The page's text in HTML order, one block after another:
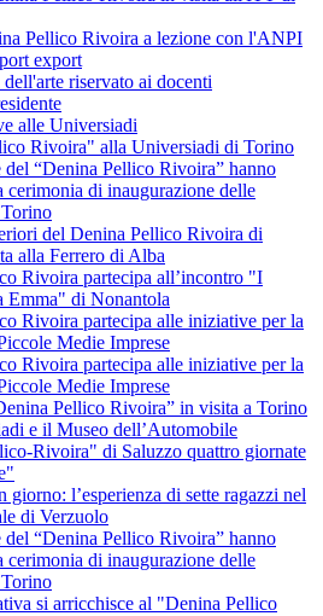
Pellico Rivoira a lezione con l'ANPI
export
riservato ai docenti
alle Universiadi
Rivoira" alla Universiadi di Torino
del “Denina Pellico Rivoira” hanno
cerimonia di inaugurazione delle
del Denina Pellico Rivoira di
alla Ferrero di Alba
Rivoira partecipa all’incontro "I
Emma" di Nonantola
Rivoira partecipa alle iniziative per la
Medie Imprese
Rivoira partecipa alle iniziative per la
Medie Imprese
Pellico Rivoira” in visita a Torino
e il Museo dell’Automobile
Rivoira" di Saluzzo quattro giornate
giorno: l’esperienza di sette ragazzi nel
di Verzuolo
del “Denina Pellico Rivoira” hanno
cerimonia di inaugurazione delle
si arricchisce al "Denina Pellico